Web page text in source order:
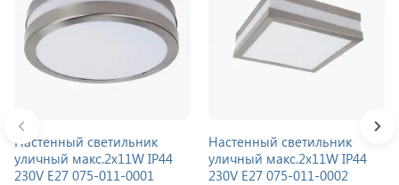
Настенный светильник
уличный макс.2x11W IP44
230V E27 075-011-0001
Настенный светильник
уличный макс.2x11W IP44
230V E27 075-011-0002